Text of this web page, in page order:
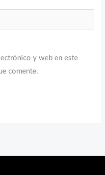
y web en este
comente.